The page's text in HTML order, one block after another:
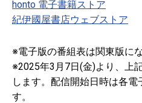
honto 電子書籍ストア
紀伊國屋書店ウェブストア
※電子版の番組表は関東版にな
※2025年3月7日(金)より、上
します。配信開始日時は各電
す。